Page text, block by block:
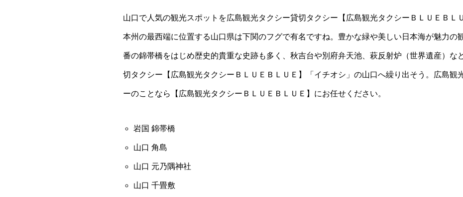
山口で人気の観光スポットを広島観光タクシー貸切タクシー【広島観光タクシーＢＬＵＥＢＬ
本州の最西端に位置する山口県は下関のフグで有名ですね。豊かな緑や美しい日本海が魅力の
番の錦帯橋をはじめ歴史的貴重な史跡も多く、秋吉台や別府弁天池、萩反射炉（世界遺産）な
切タクシー【広島観光タクシーＢＬＵＥＢＬＵＥ】「イチオシ」の山口へ繰り出そう。広島観
ーのことなら【広島観光タクシーＢＬＵＥＢＬＵＥ】にお任せください。
岩国 錦帯橋
山口 角島
山口 元乃隅神社
山口 千畳敷